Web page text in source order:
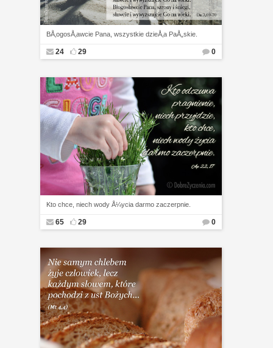
BÅ‚ogosÅ‚awcie Pana, wszystkie dzieÅ‚a PaÅ„skie.
24 29 0
Kto chce, niech wody Å¼ycia darmo zaczerpnie.
65 29 0